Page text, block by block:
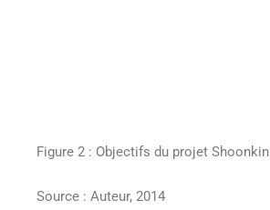
Figure 2 : Objectifs du projet Shoonkin
Source : Auteur, 2014